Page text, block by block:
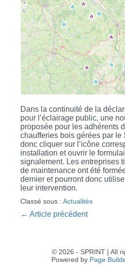
Dans la continuité de la
pour l’éclairage public, une
proposée pour les adhérents
chaufferies bois gérées par le
donc cliquer sur l’icône
installation et ouvrir le
signalement. Les entreprises
de maintenance ont été
dernier et pourront donc
leur intervention.
Classé sous : Actualités
Navigation
← Article précédent
© 2026 - SPRINT | All
Powered by Page